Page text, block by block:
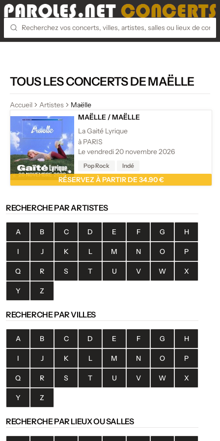
TOUS LES CONCERTS DE MAËLLE
Accueil Artistes
Maëlle
MAËLLE /MAËLLE
La Gaité Lyrique
à PARIS
Le vendredi 20 novembre 2026
Pop Rock Indé
RÉSERVEZ À PARTIR DE 34.90 €
RECHERCHE PAR ARTISTES
A B C D E F G H
I J K L M N O P
Q R S T U V W X
Y Z
RECHERCHE PAR VILLES
A B C D E F G H
I J K L M N O P
Q R S T U V W X
Y Z
RECHERCHE PAR LIEUX OU SALLES